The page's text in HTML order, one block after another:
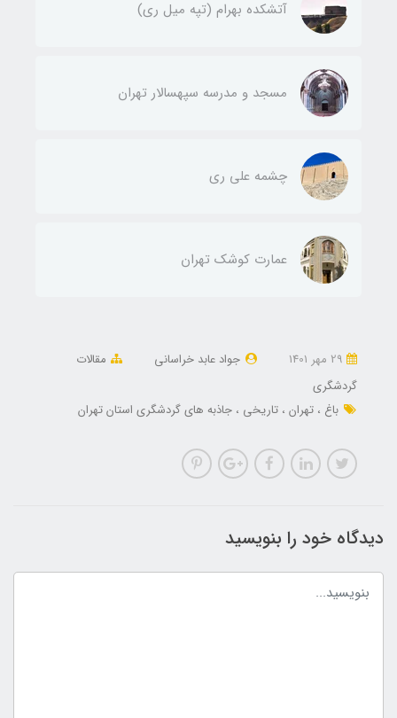
آتشکده بهرام (تپه میل ری)
مسجد و مدرسه سپهسالار تهران
چشمه علی ری
عمارت کوشک تهران
جواد عابد خراسانی
مقالات
گردشگری
باغ
تهران تاریخی جاذبه های گردشگری استان تهران
دیدگاه خود را بنویسید